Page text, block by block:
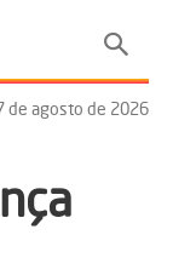
de agosto de 2026